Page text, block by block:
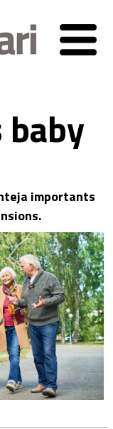
importants